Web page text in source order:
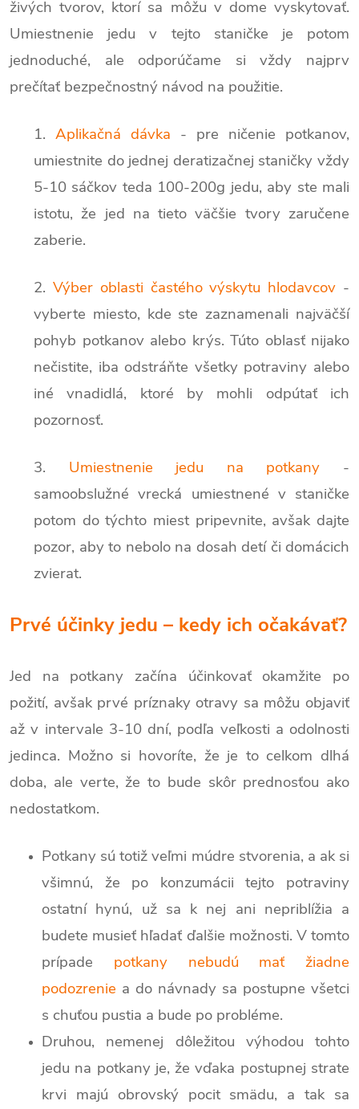
živých tvorov, ktorí sa môžu v dome vyskytovať.
Umiestnenie jedu v tejto staničke je potom
jednoduché, ale odporúčame si vždy najprv
prečítať bezpečnostný návod na použitie.
1. Aplikačná dávka - pre ničenie potkanov,
umiestnite do jednej deratizačnej staničky vždy
5-10 sáčkov teda 100-200g jedu, aby ste mali
istotu, že jed na tieto väčšie tvory zaručene
zaberie.
2. Výber oblasti častého výskytu hlodavcov -
vyberte miesto, kde ste zaznamenali najväčší
pohyb potkanov alebo krýs. Túto oblasť nijako
nečistite, iba odstráňte všetky potraviny alebo
iné vnadidlá, ktoré by mohli odpútať ich
pozornosť.
3. Umiestnenie jedu na potkany -
samoobslužné vrecká umiestnené v staničke
potom do týchto miest pripevnite, avšak dajte
pozor, aby to nebolo na dosah detí či domácich
zvierat.
Prvé účinky jedu – kedy ich očakávať?
Jed na potkany začína účinkovať okamžite po
požití, avšak prvé príznaky otravy sa môžu objaviť
až v intervale 3-10 dní, podľa veľkosti a odolnosti
jedinca. Možno si hovoríte, že je to celkom dlhá
doba, ale verte, že to bude skôr prednosťou ako
nedostatkom.
Potkany sú totiž veľmi múdre stvorenia, a ak si
všimnú, že po konzumácii tejto potraviny
ostatní hynú, už sa k nej ani nepriblížia a
budete musieť hľadať ďalšie možnosti. V tomto
prípade potkany nebudú mať žiadne
podozrenie a do návnady sa postupne všetci
s chuťou pustia a bude po probléme.
Druhou, nemenej dôležitou výhodou tohto
jedu na potkany je, že vďaka postupnej strate
krvi majú obrovský pocit smädu, a tak sa